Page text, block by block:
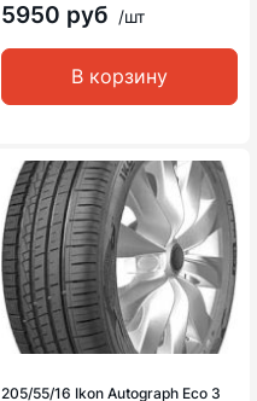
5950 руб /шт
В корзину
205/55/16 Ikon Autograph Eco 3